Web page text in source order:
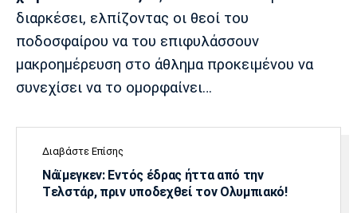
διαρκέσει, ελπίζοντας οι θεοί του
ποδοσφαίρου να του επιφυλάσσουν
μακροημέρευση στο άθλημα προκειμένου να
συνεχίσει να το ομορφαίνει…
Διαβάστε Επίσης
Νάϊμεγκεν: Εντός έδρας ήττα από την
Tελστάρ, πριν υποδεχθεί τον Ολυμπιακό!